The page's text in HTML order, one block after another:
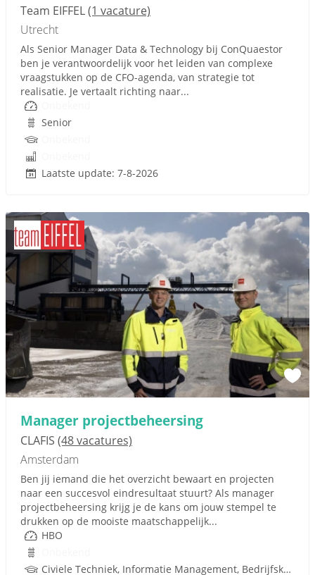
Team EIFFEL(1 vacature)
Utrecht
Als Senior Manager Data & Technology bij ConQuaestor
ben je verantwoordelijk voor het leiden van complexe
vraagstukken op de CFO-agenda, van strategie tot
realisatie. Je vertaalt richting naar...
Senior
Laatste update: 7-8-2026
Manager projectbeheersing
CLAFIS (48 vacatures)
Amsterdam
Ben jij iemand die het overzicht bewaart en projecten
naar een succesvol eindresultaat stuurt? Als manager
projectbeheersing krijg je de kans om jouw stempel te
drukken op de mooiste maatschappelijk...
HBO
Civiele Techniek, Informatie Management, Bedrijfskundig Management, Infra, Techniek